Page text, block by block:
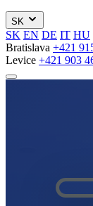
SK
SK EN DE IT HU
Bratislava +421
Levice +421 903